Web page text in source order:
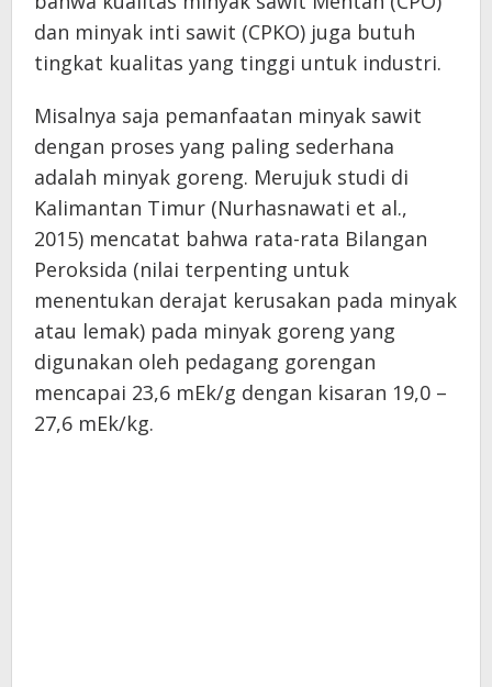
dan minyak inti sawit (CPKO) juga butuh
tingkat kualitas yang tinggi untuk industri.
Misalnya saja pemanfaatan minyak sawit
dengan proses yang paling sederhana
adalah minyak goreng. Merujuk studi di
Kalimantan Timur (Nurhasnawati et al.,
2015) mencatat bahwa rata-rata Bilangan
Peroksida (nilai terpenting untuk
menentukan derajat kerusakan pada minyak
atau lemak) pada minyak goreng yang
digunakan oleh pedagang gorengan
mencapai 23,6 mEk/g dengan kisaran 19,0 –
27,6 mEk/kg.